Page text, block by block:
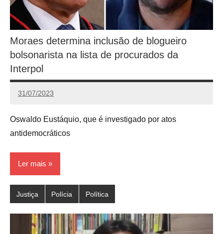
Moraes determina inclusão de blogueiro
bolsonarista na lista de procurados da
Interpol
31/07/2023
Calango
Oswaldo Eustáquio, que é investigado por atos
antidemocráticos
Ler mais
Justiça Polícia Política